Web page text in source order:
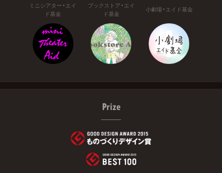
ミニシアター・エイ
ド基金
ブックストア・エイ
ド基金
小劇場・エイド基金
Prize